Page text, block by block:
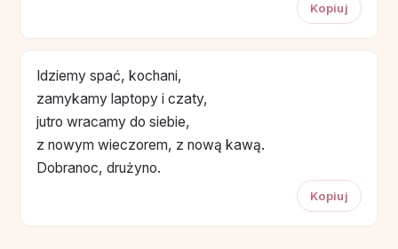
Kopiuj
Idziemy spać, kochani,
zamykamy laptopy i czaty,
jutro wracamy do siebie,
z nowym wieczorem, z nową kawą.
Dobranoc, drużyno.
Kopiuj